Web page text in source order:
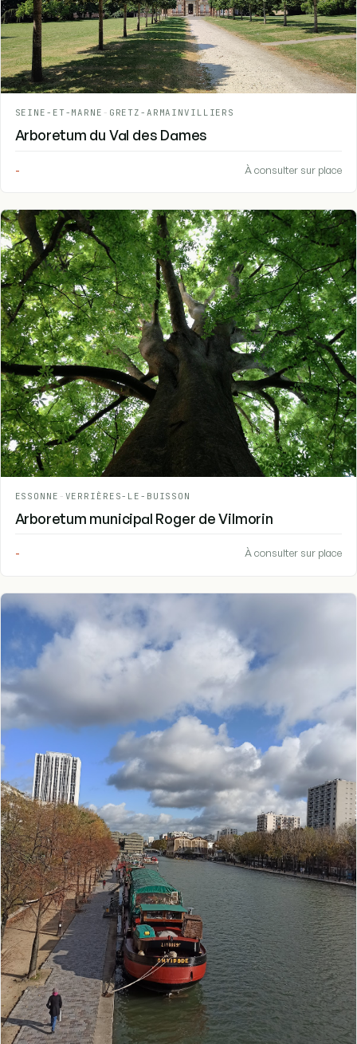
SEINE-ET-MARNE - GRETZ-ARMAINVILLIERS
Arboretum du Val des Dames
- À consulter sur place
ESSONNE - VERRIÈRES-LE-BUISSON
Arboretum municipal Roger de Vilmorin
- À consulter sur place